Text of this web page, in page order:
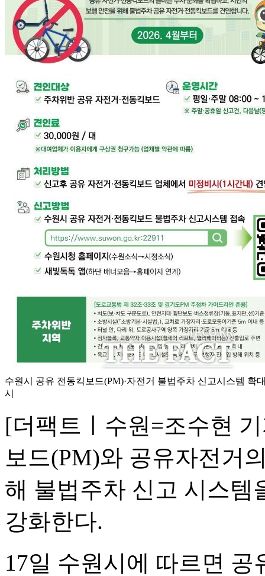
수원시 공유 전동킥보드(PM)·자전거 불법주차 신고시스템 확
시
[더팩트ㅣ수원=조수현
보드(PM)와 공유자전거
해 불법주차 신고 시스템
강화한다.
17일 수원시에 따르면